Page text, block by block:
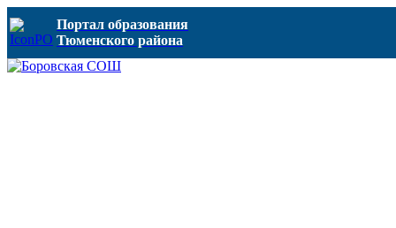
Портал образования
Тюменского района